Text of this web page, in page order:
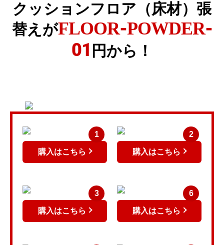
クッションフロア（床材）張
替えがFLOOR-POWDER-
01 円から！
1
購入はこちら
2
購入はこちら
3
購入はこちら
6
購入はこちら